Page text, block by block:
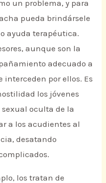
un problema, y para
pueda brindársele
ayuda terapéutica.
aunque son la
adecuado a
interceden por ellos. Es
los jóvenes
oculta de la
a los acudientes al
desatando
los tratan de